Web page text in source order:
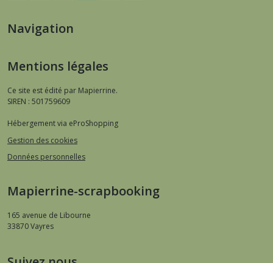
Navigation
Mentions légales
Ce site est édité par Mapierrine.
SIREN : 501759609
Hébergement via eProShopping
Gestion des cookies
Données personnelles
Mapierrine-scrapbooking
165 avenue de Libourne
33870Vayres